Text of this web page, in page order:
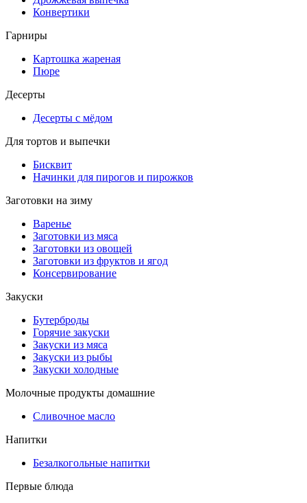
Конвертики
Гарниры
Картошка жареная
Пюре
Десерты
Десерты с мёдом
Для тортов и выпечки
Бисквит
Начинки для пирогов и пирожков
Заготовки на зиму
Варенье
Заготовки из мяса
Заготовки из овощей
Заготовки из фруктов и ягод
Консервирование
Закуски
Бутерброды
Горячие закуски
Закуски из мяса
Закуски из рыбы
Закуски холодные
Молочные продукты домашние
Сливочное масло
Напитки
Безалкогольные напитки
Первые блюда